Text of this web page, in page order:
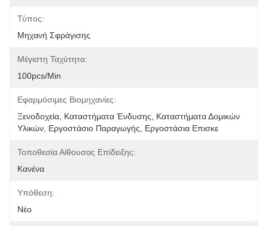
Τύπος:
Μηχανή Σφράγισης
Μέγιστη Ταχύτητα:
100pcs/min
Εφαρμόσιμες Βιομηχανίες:
Ξενοδοχεία, Καταστήματα Ένδυσης, Καταστήματα Δομικών
Υλικών, Εργοστάσιο Παραγωγής, Εργοστάσια Επισκε
Τοποθεσία Αίθουσας Επίδειξης:
Κανένα
Υπόθεση:
Νέο